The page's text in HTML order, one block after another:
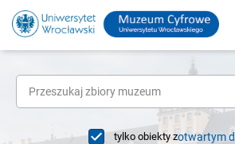
tylko obiekty zotwartym